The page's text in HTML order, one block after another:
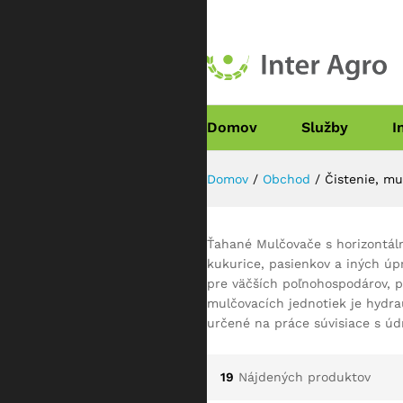
Domov Služby
Domov / Obchod / Čistenie,
Ťahané Mulčovače s
kukurice, pasienkov a iných
pre väčších poľnohospodárov,
mulčovacích jednotiek je
určené na práce súvisiace s
19 Nájdených produktov